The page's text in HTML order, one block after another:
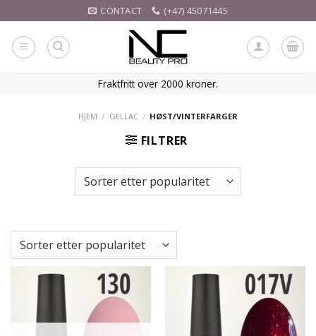
to
content
CONTACT (+47) 45071445
Fraktfritt over 2000 kroner.
HJEM / GELLAC / HØST/VINTERFARGER
FILTRER